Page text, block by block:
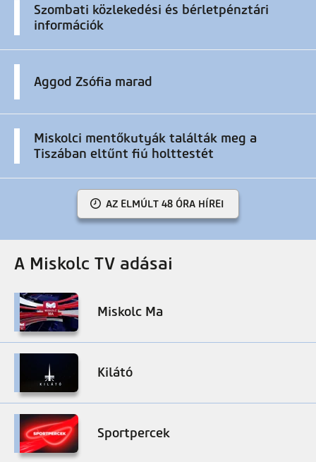
Szombati közlekedési és bérletpénztári
információk
Aggod Zsófia marad
Miskolci mentőkutyák találták meg a
Tiszában eltűnt fiú holttestét
AZ ELMÚLT 48 ÓRA HÍREI
A Miskolc TV adásai
Miskolc Ma
Kilátó
Sportpercek